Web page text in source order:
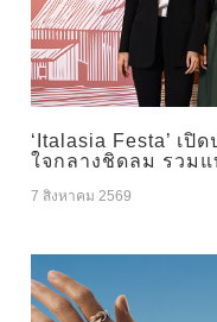
‘Italasia Festa’ เ
ใจกลางชิดลม รวม
7 สิงหาคม 2569